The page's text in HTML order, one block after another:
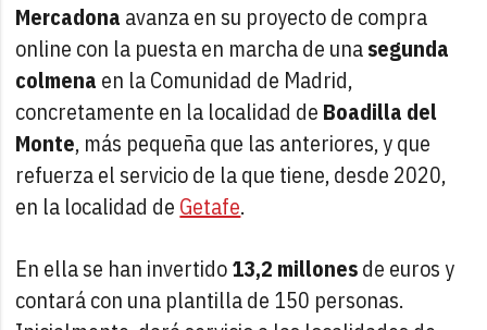
Mercadona avanza en su proyecto de compra
online con la puesta en marcha de unasegunda
colmena en la Comunidad de Madrid,
concretamente en la localidad de Boadilla del
Monte, más pequeña que las anteriores, y que
refuerza el servicio de la que tiene, desde 2020,
en la localidad de Getafe.
En ella se han invertido13,2 millonesde euros y
contará con una plantilla de 150 personas.